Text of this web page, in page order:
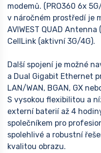
modemů. (PRO360 6x
v náročném prostředí je
AVIWEST QUAD Antenna
CellLink (aktivní 3G/4G).
Další spojení je možné
a Dual Gigabit Ethernet
LAN/WAN, BGAN, GX
S vysokou flexibilitou a
externí baterií až 4
společníkem pro
spolehlivé a robustní
kvalitou obrazu.